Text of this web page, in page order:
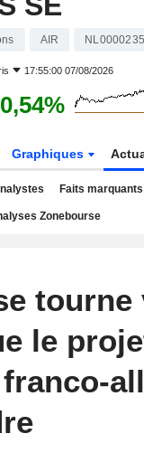
AIR
17:55:00 07/08/2026
Graphiques
Faits marquants
Zonebourse
tourne
le